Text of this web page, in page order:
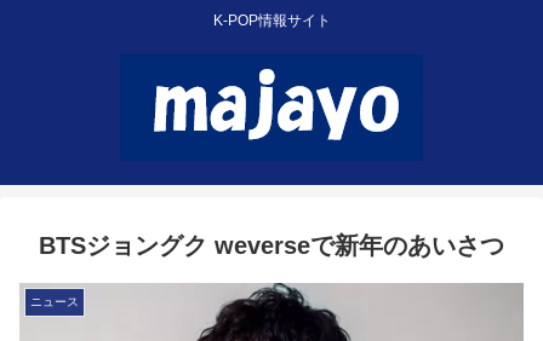
K-POP情報サイト
BTSジョングク weverseで新年のあいさつ
ニュース